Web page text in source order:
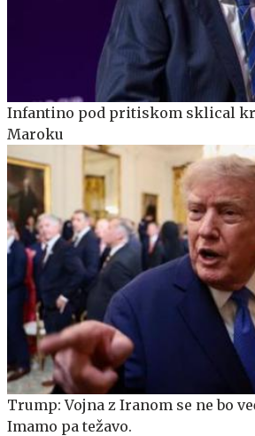
Infantino pod pritiskom sklical
Maroku
Trump: Vojna z Iranom se ne bo
Imamo pa težavo.